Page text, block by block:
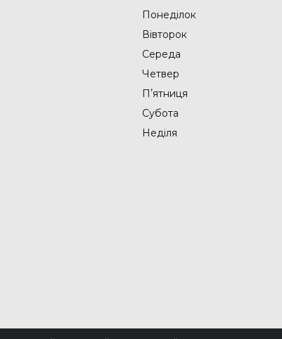
Понеділок
Вівторок
Середа
Четвер
Пʼятниця
Субота
Неділя